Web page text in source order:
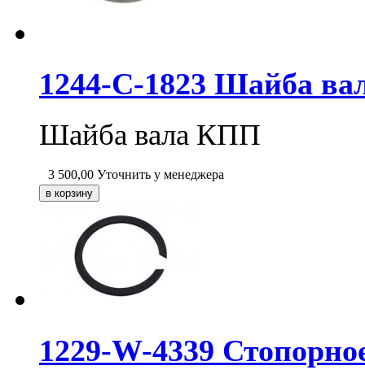
1244-C-1823 Шайба
Шайба вала КПП
3 500,00 Уточнить у менеджера
1229-W-4339